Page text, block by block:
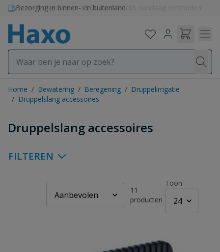
Ga naar de inhoud
Bezorging in binnen- en buitenland
Home / Bewatering / Beregening / Druppelirrigatie
/ Druppelslang accessoires
Druppelslang accessoires
FILTEREN
11
producten
Toon